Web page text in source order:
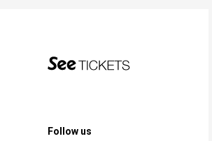
Follow us